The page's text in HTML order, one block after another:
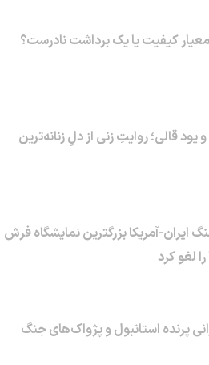
معیار کیفیت یا یک برداشت نادرست؟
پود قالی؛ روایتِ زنی از دلِ زنانه‌ترین
آمریکا بزرگترین نمایشگاه فرش
لغو کرد
پرنده استانبول و پژواک‌های جنگ